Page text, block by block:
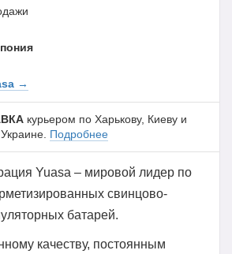
→
курьером по Харькову, Киеву и
Подробнее
Yuasa – мировой лидер по
свинцово-
батарей.
качеству, постоянным